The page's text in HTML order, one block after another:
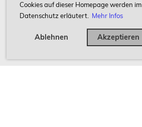
Cookies auf dieser Homepage werden im
Datenschutz erläutert.
Mehr Infos
Ablehnen Akzeptieren